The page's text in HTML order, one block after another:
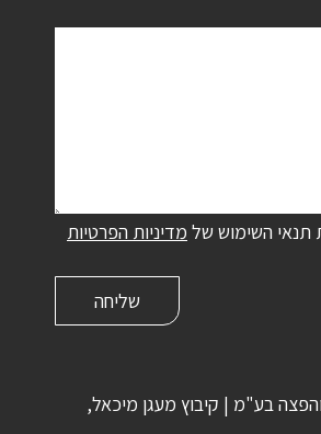
השימוש של מדיניות הפרטיות
בע"מ | קיבוץ מעגן מיכאל,